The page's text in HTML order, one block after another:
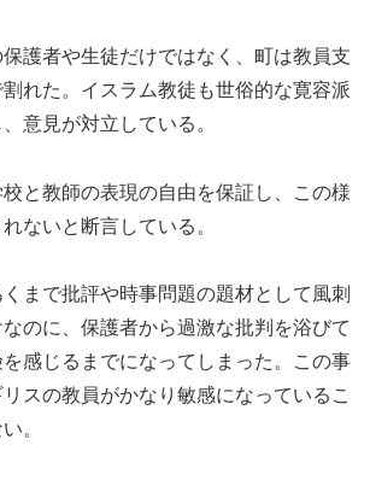
護者や生徒だけではなく、町は教員支
れた。イスラム教徒も世俗的な寛容派
意見が対立している。
と教師の表現の自由を保証し、この様
ないと断言している。
まで批評や時事問題の題材として風刺
のに、保護者から過激な批判を浴びて
感じるまでになってしまった。この事
スの教員がかなり敏感になっているこ
。